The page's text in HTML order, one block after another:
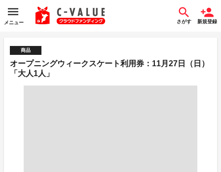
メニュー さがす 新規登録
商品
オープニングウィークスケート利用券：11月27日（日）
「大人1人」